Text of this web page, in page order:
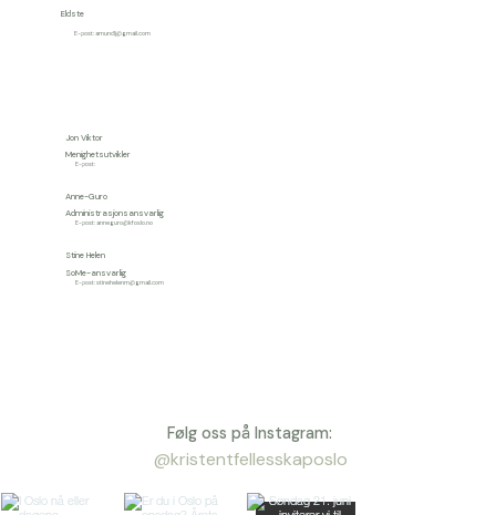
Eldste
E-post:amundlj@gmail.com
Jon Viktor
Menighetsutvikler
E-post:
Anne-Guro
Administrasjonsansvarlig
E-post:anneguro@kfoslo.no
Stine Helen
SoMe-ansvarlig
E-post:stinehelenm@gmail.com
Følg oss på Instagram:
@kristentfellesskaposlo